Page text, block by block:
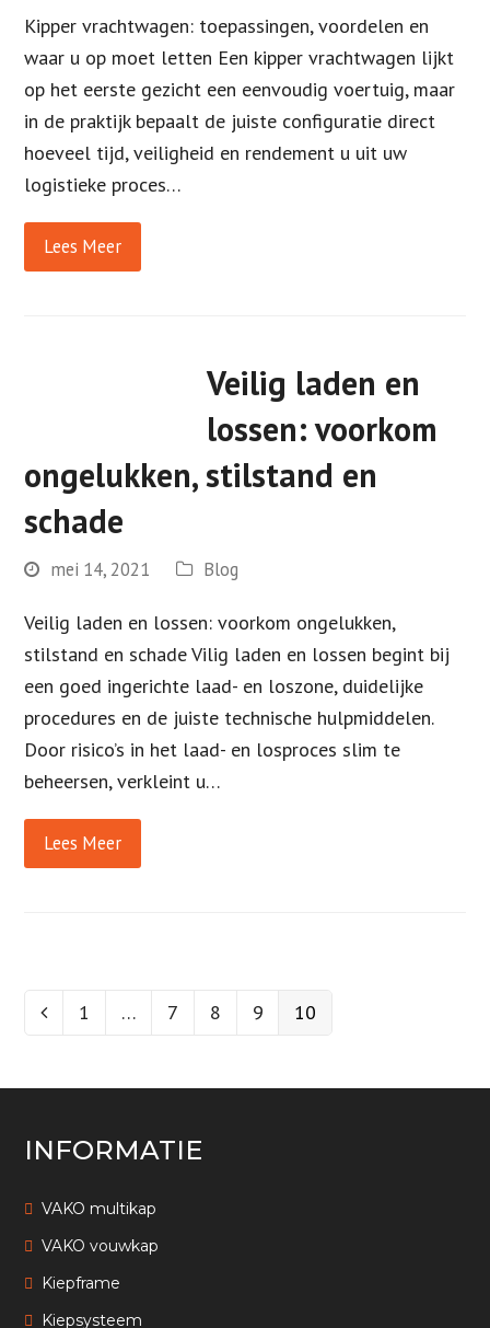
Kipper vrachtwagen: toepassingen, voordelen en
waar u op moet letten Een kipper vrachtwagen lijkt
op het eerste gezicht een eenvoudig voertuig, maar
in de praktijk bepaalt de juiste configuratie direct
hoeveel tijd, veiligheid en rendement u uit uw
logistieke proces…
Lees Meer
Veilig laden en
lossen: voorkom
ongelukken, stilstand en
schade
mei 14, 2021 Blog
Veilig laden en lossen: voorkom ongelukken,
stilstand en schade Vilig laden en lossen begint bij
een goed ingerichte laad- en loszone, duidelijke
procedures en de juiste technische hulpmiddelen.
Door risico’s in het laad- en losproces slim te
beheersen, verkleint u…
Lees Meer
VorigePage
1 … Page
7 Page
8 Page
9 Page
10
INFORMATIE
VAKO multikap
VAKO vouwkap
Kiepframe
Kiepsysteem